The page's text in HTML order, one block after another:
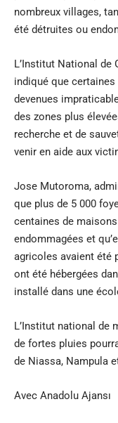
nombreux villages,
été détruites ou
L’Institut National de
indiqué que
devenues
des zones plus
recherche et de
venir en aide aux
Jose Mutoroma,
que plus de 5 000
centaines de
endommagées et
agricoles avaient été
ont été hébergées
installé dans une
L’Institut national de
de fortes pluies
de Niassa, Nampula
Avec Anadolu Ajansı